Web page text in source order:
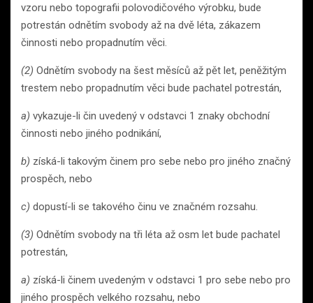
vzoru nebo topografii polovodičového výrobku, bude
potrestán odnětím svobody až na dvě léta, zákazem
činnosti nebo propadnutím věci.
(2) Odnětím svobody na šest měsíců až pět let, peněžitým
trestem nebo propadnutím věci bude pachatel potrestán,
a) vykazuje-li čin uvedený v odstavci 1 znaky obchodní
činnosti nebo jiného podnikání,
b) získá-li takovým činem pro sebe nebo pro jiného značný
prospěch, nebo
c) dopustí-li se takového činu ve značném rozsahu.
(3) Odnětím svobody na tři léta až osm let bude pachatel
potrestán,
a) získá-li činem uvedeným v odstavci 1 pro sebe nebo pro
jiného prospěch velkého rozsahu, nebo